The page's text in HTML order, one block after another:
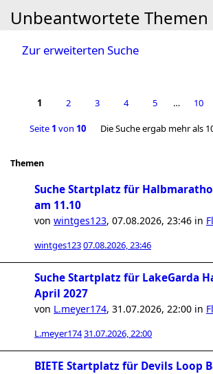
Unbeantwortete Themen
Zur erweiterten Suche
1 2 3 4 5 … 10
Seite 1 von 10 Die Suche ergab mehr als
Themen
Suche Startplatz für
am 11.10
von wintges123, 07.08.2026, 23:46 in
wintges12307.08.2026, 23:46
Suche Startplatz für LakeGarda
April 2027
von L.meyer174, 31.07.2026, 22:00 in
L.meyer17431.07.2026, 22:00
BIETE Startplatz für Devils Loop